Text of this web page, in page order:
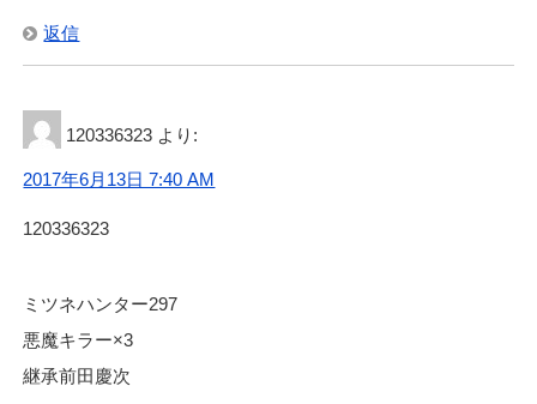
返信
120336323 より:
2017年6月13日 7:40 AM
120336323
ミツネハンター297
悪魔キラー×3
継承前田慶次